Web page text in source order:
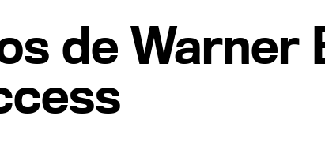
de Warner